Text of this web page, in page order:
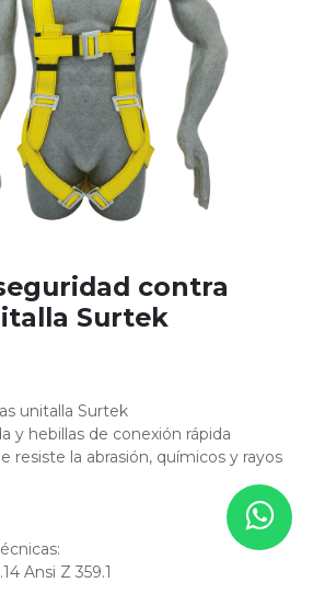
contra
Surtek
unitalla Surtek
y hebillas de conexión rápida
resiste la abrasión, químicos y rayos
Ansi Z 359.1